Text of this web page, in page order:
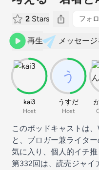
2 Stars フォ
再生 メッセー
kai3
Host
うすだ
Host
このポッドキャストは
と、ブロガー兼ライタ
気に入り、個人的イチ推
第332回は、読売ジャイ